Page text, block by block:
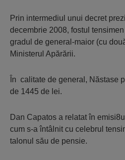
Prin intermediul unui decret
decembrie 2008, fostul
gradul de general-maior (cu
Ministerul Apărării.
În calitate de general, Năstase
de 1445 de lei.
Dan Capatos a relatat în
cum s-a întâlnit cu celebrul
talonul său de pensie.